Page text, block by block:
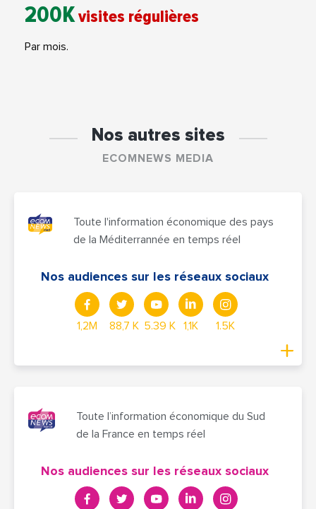
200Kvisites régulières
Par mois.
Nos autres sites
ECOMNEWS MEDIA
Toute l'information économique des pays
de la Méditerrannée en temps réel
Nos audiences sur les réseaux sociaux
1,2M 88,7 K 5.39 K 1,1K 1.5K
Toute l’information économique du Sud
de la France en temps réel
Nos audiences sur les réseaux sociaux